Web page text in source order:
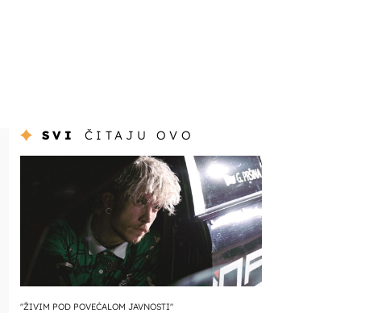
SVI ČITAJU OVO
"ŽIVIM POD POVEĆALOM JAVNOSTI"